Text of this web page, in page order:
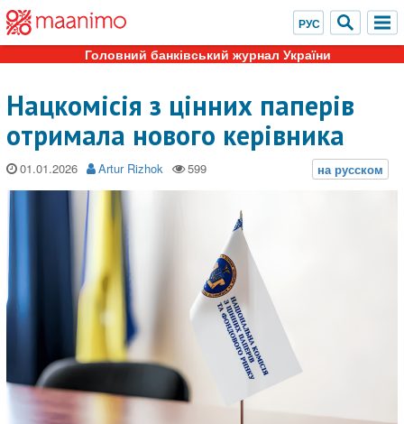
Головний банківський журнал України
Нацкомісія з цінних паперів
отримала нового керівника
01.01.2026 Artur Rizhok